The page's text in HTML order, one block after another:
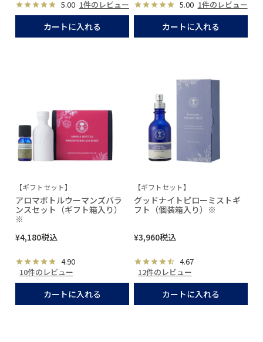
5.00 1件のレビュー
カートに入れる
5.00 1件のレビュー
カートに入れる
【ギフトセット】
アロマボトルウーマンズバラ
ンスセット（ギフト箱入り）
※
¥4,180税込
4.90
10件のレビュー
カートに入れる
【ギフトセット】
グッドナイトピローミストギ
フト（個装箱入り）※
¥3,960税込
4.67
12件のレビュー
カートに入れる